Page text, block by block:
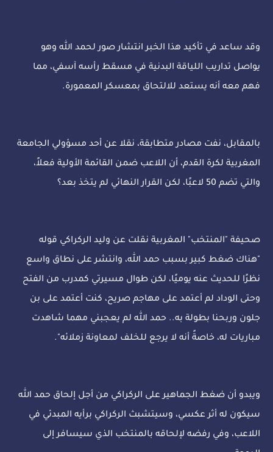
وقد ساعد في تأكيد هذا الخبر انتشار صور لحمد الله وهو
يواصل تداريب اللياقة البدنية في مسقط رأسه آسفي، مما
فهم معه أنه يستعد للالتحاق بمعسكر المعمورة.
بالمقابل، نفت مصادر متطابقة، نقلا عن أحد مسؤولي الجامعة
المغربية لكرة القدم، أن اللاعب ضمن القائمة الأولية فعلاً،
والتي تضم 50 لاعبًا، لكن القرار النهائي لم يتخذ بعد؟
صحيفة "المنتخب" المغربية نقلت عن وليد الركراكي قوله
"هناك ضغط كبير بسبب حمد الله، وانتشر على نطاق واسع
نظرًا للحديث عنه يوميًا، لكن طوال مسيرتي كمدرب من الفتح
وحتى الوداد لم أعتمد على مهاجم صريح، كنت أعتمد على بن
جلون وربحنا بطولة به.. حمد الله لم يعجبني مهما شاهدت
مباريات له، خاصةً أنه لا يرجع للخلف لمعاونة زملائه".
ويبدو أن ضغط الجماهير على الركراكي من أجل إلحاق حمد الله
سيكون له أثر عكسي، وسيتشبث الركراكي برأيه المبدئي في
اللاعب، وفي رفضه لإلحاقه بالمنتخب الذي سيسافر إلى